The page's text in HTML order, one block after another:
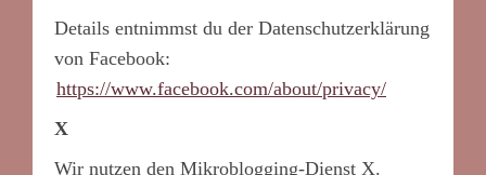
Details entnimmst du der Datenschutzerklärung
von Facebook:
https://www.facebook.com/about/privacy/
X
Wir nutzen den Mikroblogging-Dienst X.